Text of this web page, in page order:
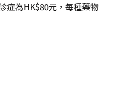
症為HK$80元，每種藥物